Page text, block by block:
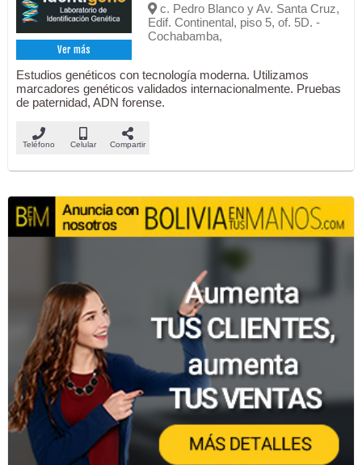
Ver más
c. Pedro Blanco y Av. Santa Cruz,
Edif. Continental, piso 5, of. 5D. -
Cochabamba,
Estudios genéticos con tecnología moderna. Utilizamos
marcadores genéticos validados internacionalmente. Pruebas
de paternidad, ADN forense.
Teléfono Celular Compartir